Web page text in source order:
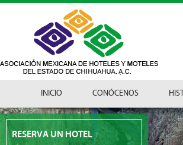
INICIO CONÓCENOS